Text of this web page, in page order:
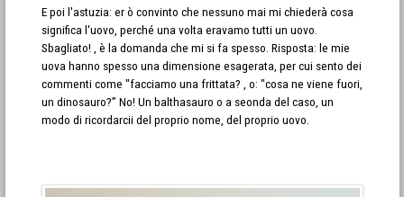
E poi l'astuzia: er ò convinto che nessuno mai mi chiederà cosa
significa l'uovo, perché una volta eravamo tutti un uovo.
Sbagliato! , è la domanda che mi si fa spesso. Risposta: le mie
uova hanno spesso una dimensione esagerata, per cui sento dei
commenti come "facciamo una frittata? , o: "cosa ne viene fuori,
un dinosauro?” No! Un balthasauro o a seonda del caso, un
modo di ricordarcii del proprio nome, del proprio uovo.